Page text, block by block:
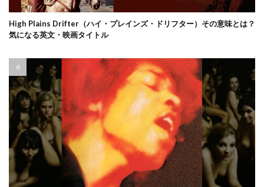
High Plains Drifter（ハイ・プレインズ・ドリフター）その意味とは？
気になる英文・映画タイトル